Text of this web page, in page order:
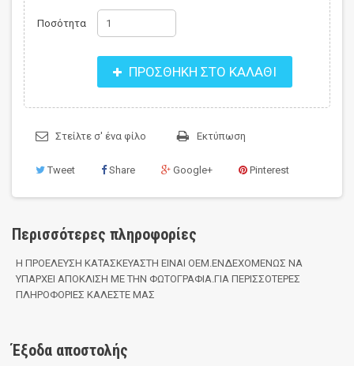
Ποσότητα
ΠΡΟΣΘΉΚΗ ΣΤΟ ΚΑΛΆΘΙ
Στείλτε σ' ένα φίλο Εκτύπωση
Tweet Share Google+ Pinterest
Περισσότερες πληροφορίες
Η ΠΡΟΕΛΕΥΣΗ ΚΑΤΑΣΚΕΥΑΣΤΗ ΕΙΝΑΙ ΟΕΜ.ΕΝΔΕΧΟΜΕΝΩΣ ΝΑ
ΥΠΑΡΧΕΙ ΑΠΟΚΛΙΣΗ ΜΕ ΤΗΝ ΦΩΤΟΓΡΑΦΙΑ.ΓΙΑ ΠΕΡΙΣΣΟΤΕΡΕΣ
ΠΛΗΡΟΦΟΡΙΕΣ ΚΑΛΕΣΤΕ ΜΑΣ
Έξοδα αποστολής